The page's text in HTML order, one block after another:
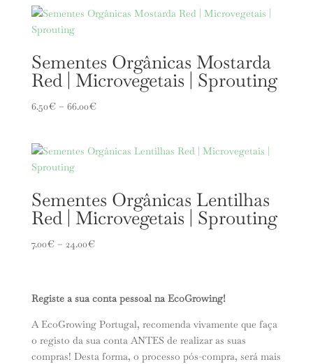
through
Sementes Orgânicas Mostarda
Red | Microvegetais | Sprouting
6.50€ – 66.00€Price
through
Sementes Orgânicas Lentilhas
Red | Microvegetais | Sprouting
7.00€ – 24.00€Price
24.00€
Registe a sua conta pessoal na EcoGrowing!
A EcoGrowing Portugal, recomenda vivamente que faça
o registo da sua conta ANTES de realizar as suas
compras! Desta forma, o processo pós-compra, será mais